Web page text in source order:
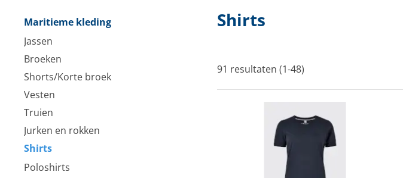
Onderhoud en verf
Elektra
Sanitair
Techniek en motor
Shirts
91 resultaten (1-48)
Maritieme kleding
Jassen
Broeken
Shorts/Korte broek
Vesten
Truien
Jurken en rokken
Shirts
Poloshirts